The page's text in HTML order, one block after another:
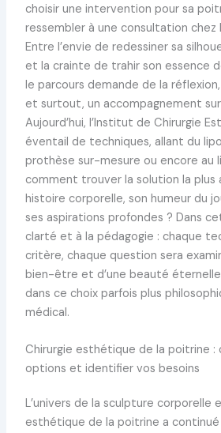
choisir une intervention pour sa
ressembler à une consultation chez
Entre l’envie de redessiner sa
et la crainte de trahir son essence
le parcours demande de la
et surtout, un accompagnement
Aujourd’hui, l’Institut de Chirurgie
éventail de techniques, allant du
prothèse sur-mesure ou encore au
comment trouver la solution la plus
histoire corporelle, son humeur du
ses aspirations profondes ? Dans
clarté et à la pédagogie : chaque
critère, chaque question sera
bien-être et d’une beauté
dans ce choix parfois plus
médical.
Chirurgie esthétique de la poitrine :
options et identifier vos besoins
L’univers de la sculpture corporelle
esthétique de la poitrine a